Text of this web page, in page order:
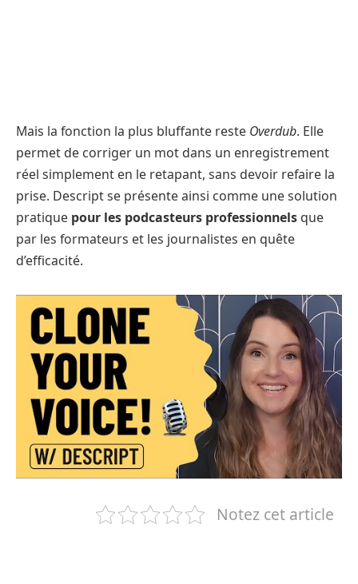
Mais la fonction la plus bluffante reste Overdub. Elle
permet de corriger un mot dans un enregistrement
réel simplement en le retapant, sans devoir refaire la
prise. Descript se présente ainsi comme une solution
pratique pour les podcasteurs professionnels que
par les formateurs et les journalistes en quête
d’efficacité.
Notez cet article